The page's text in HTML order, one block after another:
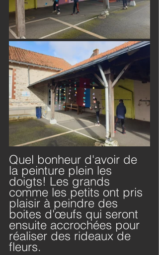
Quel bonheur d'avoir de
la peinture plein les
doigts! Les grands
comme les petits ont pris
plaisir à peindre des
boites d'œufs qui seront
ensuite accrochées pour
réaliser des rideaux de
fleurs.